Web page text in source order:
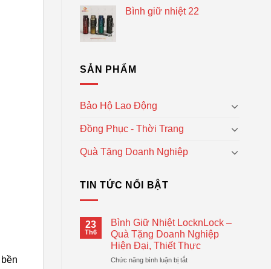
Bình giữ nhiệt 22
SẢN PHẨM
Bảo Hộ Lao Động
Đồng Phục - Thời Trang
Quà Tặng Doanh Nghiệp
TIN TỨC NỔI BẬT
23
Th6
Bình Giữ Nhiệt LocknLock –
Quà Tặng Doanh Nghiệp
Hiện Đại, Thiết Thực
Chức năng bình luận bị tắtở